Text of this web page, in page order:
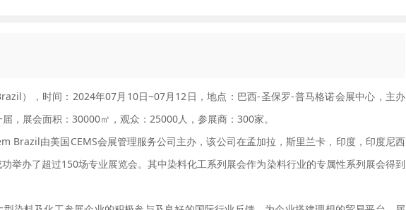
），时间：2024年07月10日~07月12日，地点：巴西-圣保罗-普马格诺会展中心，主办
，展会面积：30000㎡，观众：25000人，参展商：300家。
Brazil由美国CEMS会展管理服务公司主办，该公司在孟加拉，斯里兰卡，印度，印度尼西
举办了超过150场专业展览会。其中染料化工系列展会作为染料行业的专属性系列展会得到